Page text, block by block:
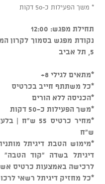
* משך הפעילות כ-50 דקות
תחילת מפגש: 12:00
נקודת מפגש בסמוך לקרון
5, תל אביב
*מתאים לגילי 8+
*כל משתתף חייב בכרטיס
*הכניסה ללא הורים
*משך הפעילות כ-50 דקות
ש"ח
*מימוש הטבת דיגיתל
דיגיתל בשדה "קוד
לרכישה באמצעות כרטיס
*כל מחזיק דיגיתל רשאי לרכוש עד 4